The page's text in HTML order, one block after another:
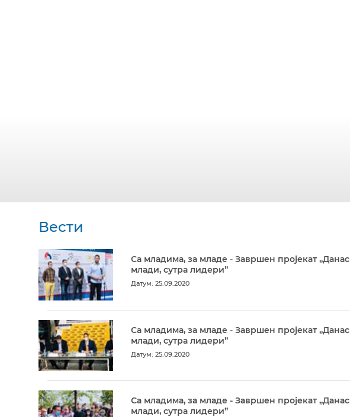
Вести
Са младима, за младе - Завршен пројекат „Данас
млади, сутра лидери”
Датум: 25.09.2020
Са младима, за младе - Завршен пројекат „Данас
млади, сутра лидери”
Датум: 25.09.2020
Са младима, за младе - Завршен пројекат „Данас
млади, сутра лидери”